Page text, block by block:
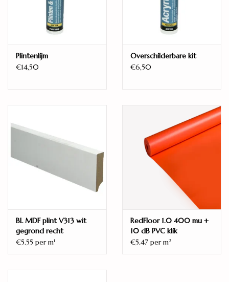
Warmtedoorlaatweerstand:
K/W/m² 0.068 kw/m²
woning. De extra brede en lange planken laten elke ruimte groter
lijken. Ideaal als je niet zoveel ruimte hebt of juist luxe als je al
de geluiddempende onderlaag is de vloer ook nog eens heerlijk
Plintenlijm
€14,50
Overschilderbare kit
€6,50
BL MDF plint V313 wit
gegrond recht
€5.55 per m1
RedFloor 1.0 400 mu +
10 dB PVC klik
€5.47 per m2